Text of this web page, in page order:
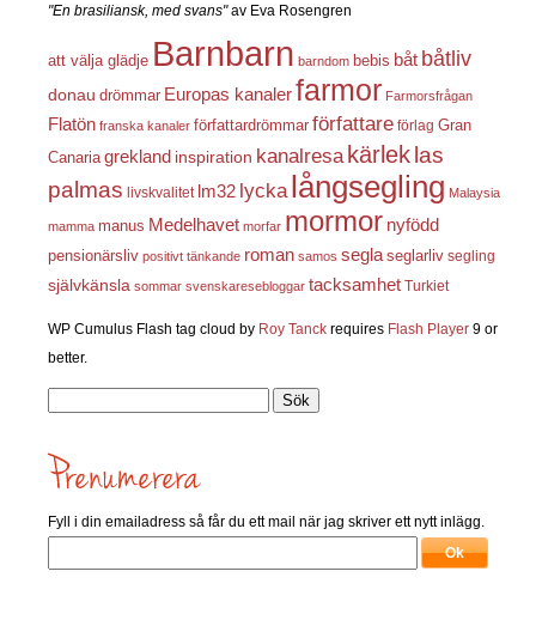
"En brasiliansk, med svans"av Eva Rosengren
att välja glädje Barnbarn barndom bebis båt båtliv
donau drömmar Europas kanalerfarmor Farmorsfrågan
Flatön franska kanaler författardrömmar författare förlag Gran
Canaria grekland inspiration kanalresa kärleklas
palmas livskvalitet lm32 lycka långsegling Malaysia
mamma manus Medelhavet morfar mormor nyfödd
pensionärsliv positivt tänkande roman samos segla seglarliv segling
självkänsla sommar svenskaresebloggar tacksamhet Turkiet
WP Cumulus Flash tag cloud by Roy Tanck requires Flash Player 9 or
better.
Fyll i din emailadress så får du ett mail när jag skriver ett nytt inlägg.